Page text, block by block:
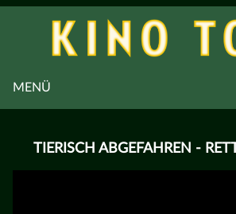
MENÜ
TIERISCH ABGEFAHREN -